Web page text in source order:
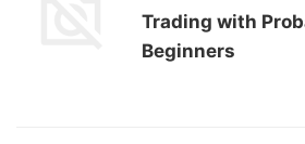
Trading with
Beginners